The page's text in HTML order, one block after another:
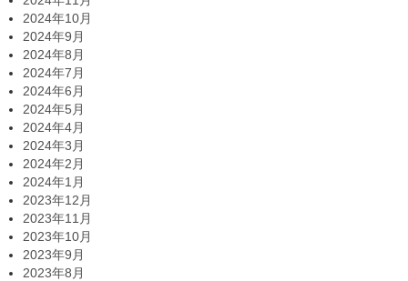
2024年10月
2024年9月
2024年8月
2024年7月
2024年6月
2024年5月
2024年4月
2024年3月
2024年2月
2024年1月
2023年12月
2023年11月
2023年10月
2023年9月
2023年8月